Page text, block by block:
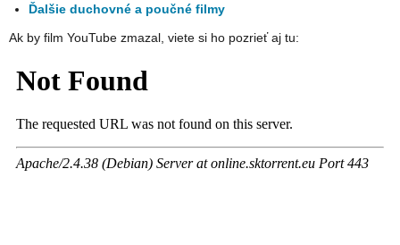
Ďalšie duchovné a poučné filmy
Ak by film YouTube zmazal, viete si ho pozrieť aj tu: